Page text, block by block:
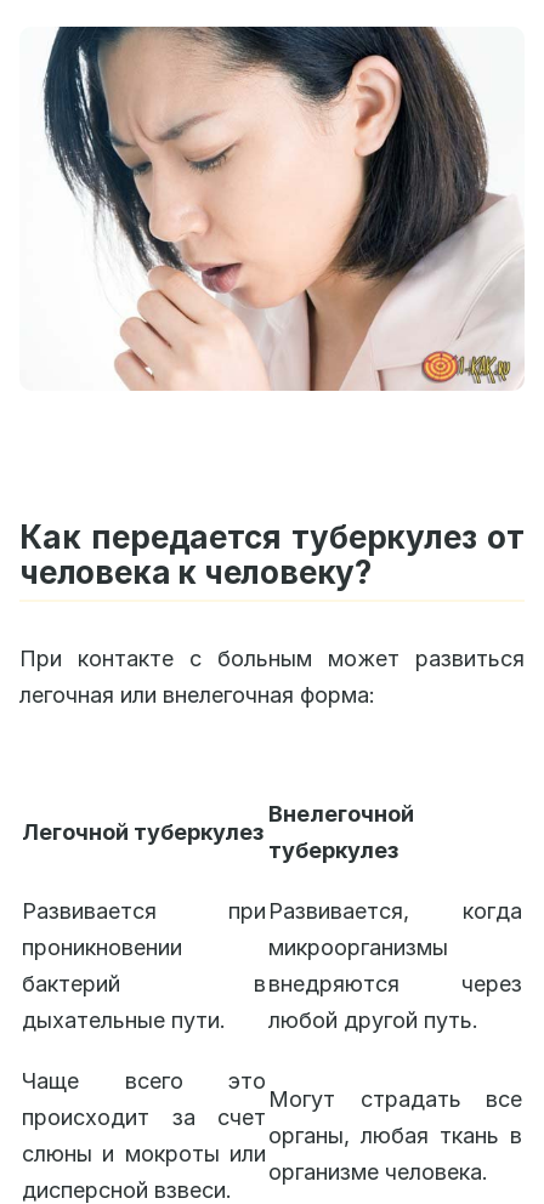
Как передается туберкулез от
человека к человеку?
При контакте с больным может развиться
легочная или внелегочная форма:
Легочной туберкулез
Внелегочной
туберкулез
Развивается при
проникновении
бактерий в
дыхательные пути.
Развивается, когда
микроорганизмы
внедряются через
любой другой путь.
Чаще всего это
происходит за счет
слюны и мокроты или
дисперсной взвеси.
Могут страдать все
органы, любая ткань в
организме человека.